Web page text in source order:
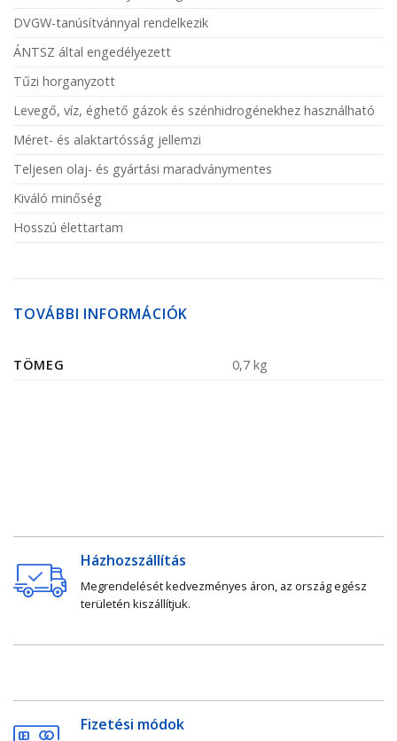
DVGW-tanúsítvánnyal rendelkezik
ÁNTSZ által engedélyezett
Tűzi horganyzott
Levegő, víz, éghető gázok és szénhidrogénekhez használható
Méret- és alaktartósság jellemzi
Teljesen olaj- és gyártási maradványmentes
Kiváló minőség
Hosszú élettartam
TOVÁBBI INFORMÁCIÓK
TÖMEG 0,7 kg
Házhozszállítás
Megrendelését kedvezményes áron, az ország egész
területén kiszállítjuk.
Fizetési módok